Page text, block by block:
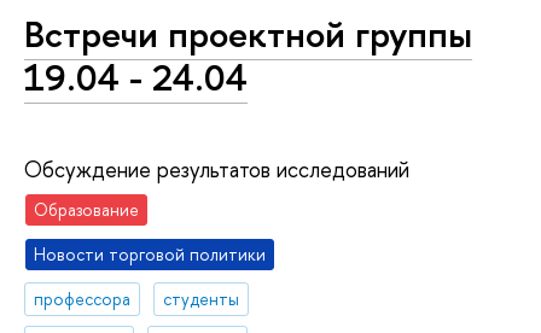
Встречи проектной группы
19.04 - 24.04
Обсуждение результатов исследований
Образование
Новости торговой политики
профессора
студенты